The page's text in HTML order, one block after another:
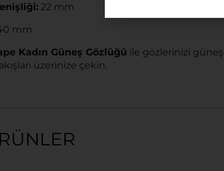
22 mm
mm
Kadın Güneş Gözlüğü ile gözlerinizi
üzerinize çekin.